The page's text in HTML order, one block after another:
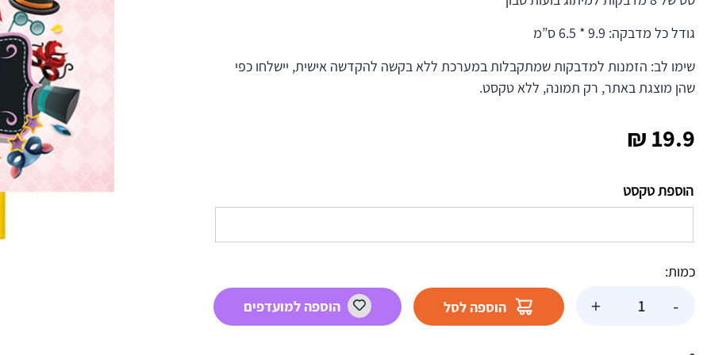
גודל כל מדבקה: 9.9 * 6.5 ס”מ
שימו לב: הזמנות למדבקות שמתקבלות במערכת ללא בקשה להקדשה אישית, יישלחו כפי
שהן מוצגת באתר, רק תמונה, ללא טקסט.
19.9
₪
הוספת טקסט
כמות:
-
של
+ הוספה לסל הוספה למועדפים